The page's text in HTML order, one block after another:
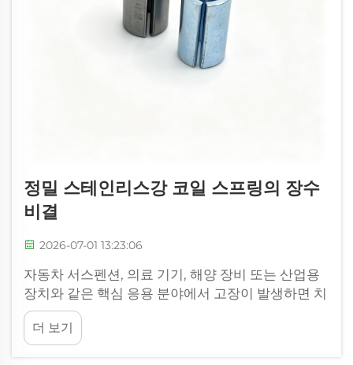
정밀 스테인리스강 코일 스프링의 장수
비결
2026-07-01 13:23:06
자동차 서스펜션, 의료 기기, 해양 장비 또는 산업용
장치와 같은 핵심 응용 분야에서 고장이 발생하면 치
명적일 수 있다. 이는 막대한 가동 중단 비용, 안전 위
험, 심지어 상당한 보증 비용으로 이어질 수 있다. 반
면 정밀 스테인리스강 코일 스프링은...
더 보기